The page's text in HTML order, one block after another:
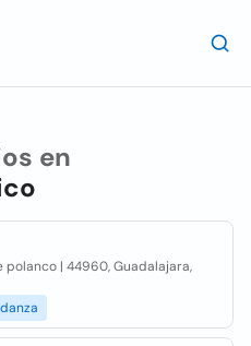
en
polanco | 44960, Guadalajara,